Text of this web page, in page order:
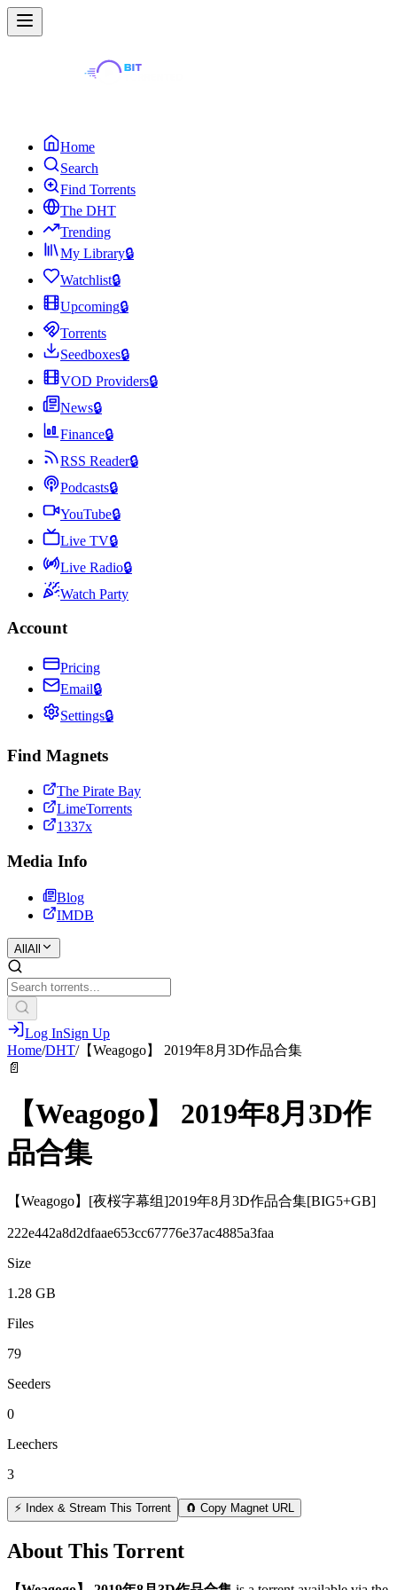
Home
Search
Find Torrents
The DHT
Trending
My Library🔒
Watchlist🔒
Upcoming🔒
Torrents
Seedboxes🔒
VOD Providers🔒
News🔒
Finance🔒
RSS Reader🔒
Podcasts🔒
YouTube🔒
Live TV🔒
Live Radio🔒
Watch Party
Account
Pricing
Email🔒
Settings🔒
Find Magnets
The Pirate Bay
LimeTorrents
1337x
Media Info
Blog
IMDB
All All
Log InSign Up
Home/DHT/【Weagogo】 2019年8月3D作品合集
📄
【Weagogo】 2019年8月3D作
品合集
【Weagogo】[夜桜字幕组]2019年8月3D作品合集[BIG5+GB]
222e442a8d2dfaae653cc67776e37ac4885a3faa
Size
1.28 GB
Files
79
Seeders
0
Leechers
3
⚡ Index & Stream This Torrent 🧲 Copy Magnet URL
About This Torrent